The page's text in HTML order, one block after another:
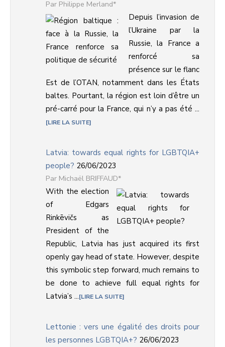
Philippe Merland*
Depuis l’invasion de
l’Ukraine par la
Russie, la France a
renforcé sa
présence sur le flanc
Est de l’OTAN, notamment dans les États
baltes. Pourtant, la région est loin d’être un
pré-carré pour la France, qui n’y a pas été ...
LIRE LA SUITE
Latvia: towards equal rights for LGBTQIA+
people? 26/06/2023
Michaël BRIFFAUD*
With the election
of Edgars
Rinkēvičs as
President of the
Republic, Latvia has just acquired its first
openly gay head of state. However, despite
this symbolic step forward, much remains to
be done to achieve full equal rights for
Latvia’s ... LIRE LA SUITE
Lettonie : vers une égalité des droits pour
les personnes LGBTQIA+? 26/06/2023